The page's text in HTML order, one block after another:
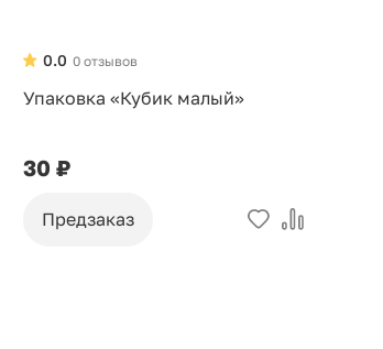
0 отзывов
0.0
Упаковка «Кубик малый»
30 ₽
Предзаказ